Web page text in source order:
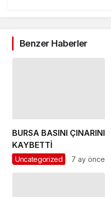
Benzer Haberler
BURSA BASINI ÇINARINI
KAYBETTİ
Uncategorized 7 ay önce